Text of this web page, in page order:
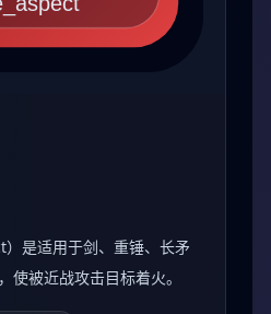
是适用于剑、重锤、长矛
使被近战攻击目标着火。